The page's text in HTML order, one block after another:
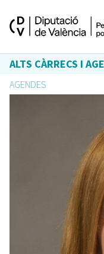
ALTS CÀRRECS I
AGENDES